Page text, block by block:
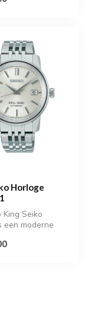
Horloge
King Seiko
een moderne